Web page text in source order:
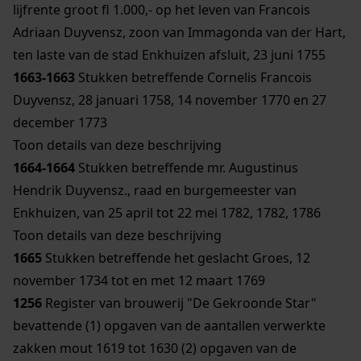
lijfrente groot fl 1.000,- op het leven van Francois
Adriaan Duyvensz, zoon van Immagonda van der Hart,
ten laste van de stad Enkhuizen afsluit, 23 juni 1755
1663-1663 Stukken betreffende Cornelis Francois
Duyvensz, 28 januari 1758, 14 november 1770 en 27
december 1773
Toon details van deze beschrijving
1664-1664 Stukken betreffende mr. Augustinus
Hendrik Duyvensz., raad en burgemeester van
Enkhuizen, van 25 april tot 22 mei 1782, 1782, 1786
Toon details van deze beschrijving
1665 Stukken betreffende het geslacht Groes, 12
november 1734 tot en met 12 maart 1769
1256 Register van brouwerij "De Gekroonde Star"
bevattende (1) opgaven van de aantallen verwerkte
zakken mout 1619 tot 1630 (2) opgaven van de